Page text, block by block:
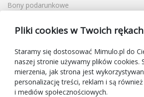
Bony podarunkowe
Blog
O sprzedawcy
Mimulo.pl
Regulamin sklepu
Ochrona danych osobowych GDPR
Pliki cookies w Twoich rękach
Staramy się dostosować Mimulo.pl do
naszej stronie używamy plików cookies.
mierzenia, jak strona jest
personalizację treści, reklam i są
i mediów społecznościowych.